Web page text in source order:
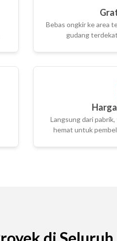
Bebas ongkir ke area
gudang
Langsung dari
hemat untuk